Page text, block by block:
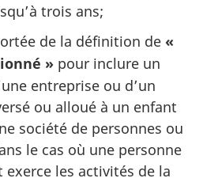
trois ans;
de la définition de «
» pour inclure un
entreprise ou d’un
ou alloué à un enfant
société de personnes ou
le cas où une personne
exerce les activités de la